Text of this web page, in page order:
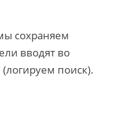
сохраняем
вводят во
поиск).